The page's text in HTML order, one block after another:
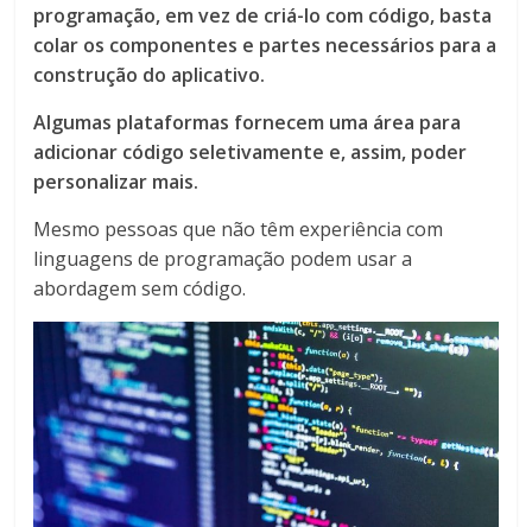
programação, em vez de criá-lo com código, basta
colar os componentes e partes necessários para a
construção do aplicativo.
Algumas plataformas fornecem uma área para
adicionar código seletivamente e, assim, poder
personalizar mais.
Mesmo pessoas que não têm experiência com
linguagens de programação podem usar a
abordagem sem código.